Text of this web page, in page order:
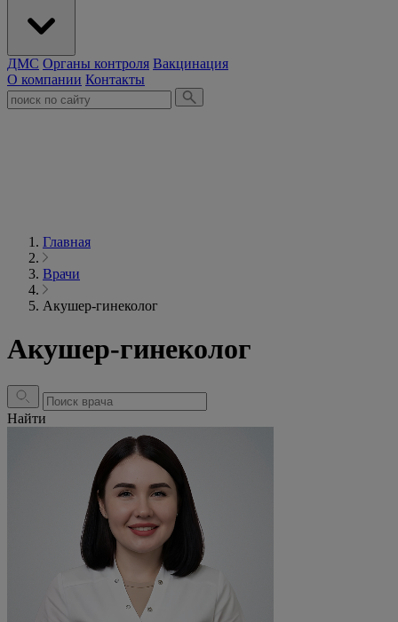
ДМС Органы контроля Вакцинация
О компании Контакты
Главная
Врачи
Акушер-гинеколог
Акушер-гинеколог
Найти